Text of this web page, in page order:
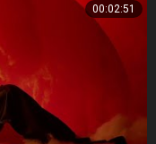
00:02:51